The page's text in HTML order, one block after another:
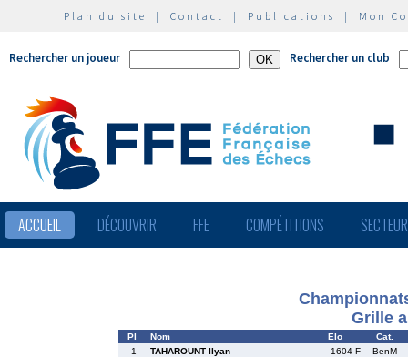
Plan du site | Contact | Publications | Mon
Rechercher un joueur Rechercher un club
ACCUEIL DÉCOUVRIR FFE COMPÉTITIONS
Grille
Pl Nom Elo
Cat.
1
TAHAROUNT Ilyan 1604 F
BenM